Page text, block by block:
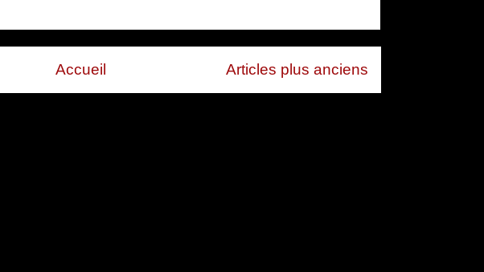
Articles plus anciens
Accueil